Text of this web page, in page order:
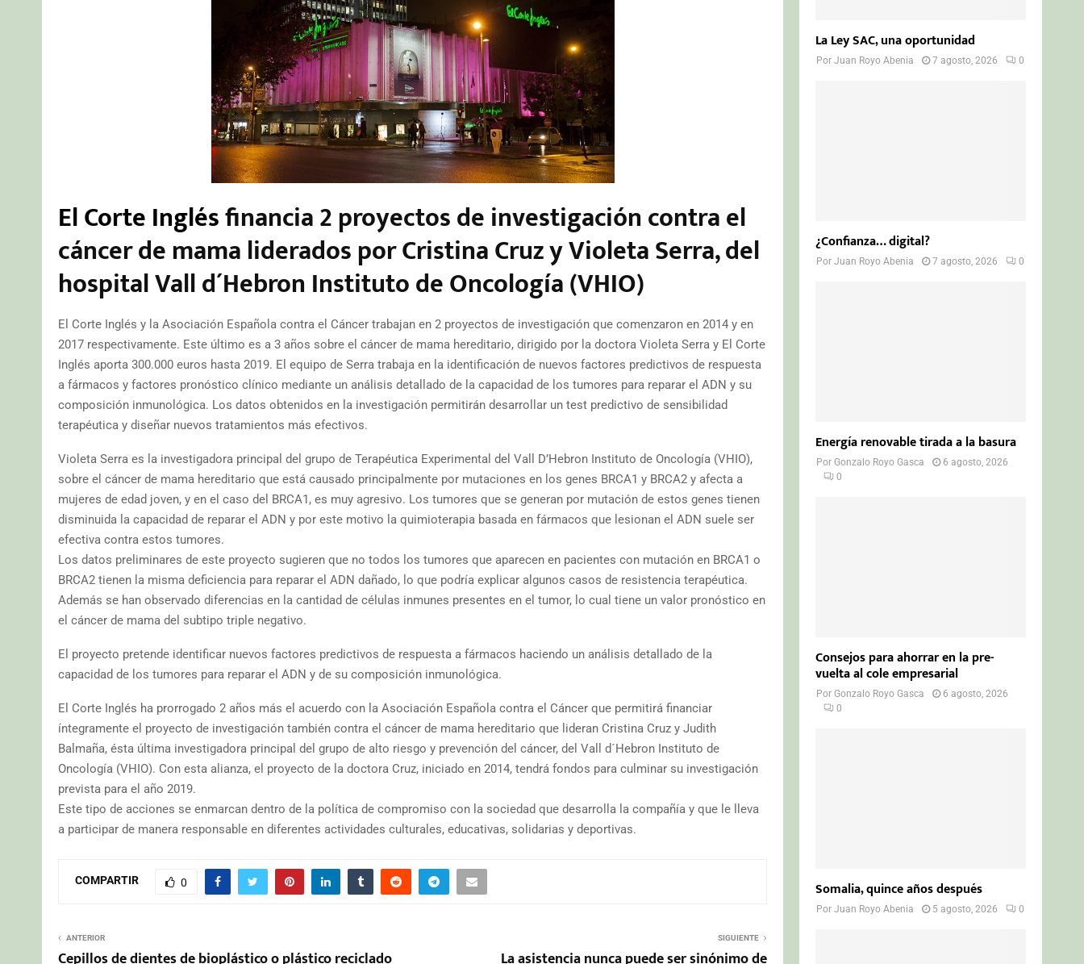
El Corte Inglésfinancia 2 proyectos de investigación contra el
cáncer de mama liderados por Cristina Cruz y Violeta Serra, del
hospital Vall d´Hebron Instituto de Oncología (VHIO)
El Corte Inglés y la Asociación Española contra el Cáncer trabajan en 2 proyectos de investigación que comenzaron en 2014 y en
2017 respectivamente. Este último es a 3 años sobre el cáncer de mama hereditario, dirigido por la doctora Violeta Serra y El Corte
Inglés aporta 300.000 euros hasta 2019. El equipo de Serra trabaja en la identificación de nuevos factores predictivos de respuesta
a fármacos y factores pronóstico clínico mediante un análisis detallado de la capacidad de los tumores para reparar el ADN y su
composición inmunológica. Los datos obtenidos en la investigación permitirán desarrollar un test predictivo de sensibilidad
terapéutica y diseñar nuevos tratamientos más efectivos.
Violeta Serra es la investigadora principal del grupo de Terapéutica Experimental del Vall D’Hebron Instituto de Oncología (VHIO),
sobre el cáncer de mama hereditario que está causado principalmente por mutaciones en los genes BRCA1 y BRCA2 y afecta a
mujeres de edad joven, y en el caso del BRCA1, es muy agresivo. Los tumores que se generan por mutación de estos genes tienen
disminuida la capacidad de reparar el ADN y por este motivo la quimioterapia basada en fármacos que lesionan el ADN suele ser
efectiva contra estos tumores.
Los datos preliminares de este proyecto sugieren que no todos los tumores que aparecen en pacientes con mutación en BRCA1 o
BRCA2 tienen la misma deficiencia para reparar el ADN dañado, lo que podría explicar algunos casos de resistencia terapéutica.
Además se han observado diferencias en la cantidad de células inmunes presentes en el tumor, lo cual tiene un valor pronóstico en
el cáncer de mama del subtipo triple negativo.
El proyecto pretende identificar nuevos factores predictivos de respuesta a fármacos haciendo un análisis detallado de la
capacidad de los tumores para reparar el ADN y de su composición inmunológica.
El Corte Inglés ha prorrogado 2 años más el acuerdo con la Asociación Española contra el Cáncer que permitirá financiar
íntegramente el proyecto de investigación también contra el cáncer de mama hereditario que lideran Cristina Cruz y Judith
Balmaña, ésta última investigadora principal del grupo de alto riesgo y prevención del cáncer, del Vall d´Hebron Instituto de
Oncología (VHIO). Con esta alianza, el proyecto de la doctora Cruz, iniciado en 2014, tendrá fondos para culminar su investigación
prevista para el año 2019.
Este tipo de acciones se enmarcan dentro de la política de compromiso con la sociedad que desarrolla la compañía y que le lleva
a participar de manera responsable en diferentes actividades culturales, educativas, solidarias y deportivas.
COMPARTIR 0
ANTERIOR
Cepillos de dientes de bioplástico o plástico reciclado
SIGUIENTE
La asistencia nunca puede ser sinónimo de
La Ley SAC, una oportunidad
PorJuan Royo Abenia 7 agosto, 2026 0
¿Confianza… digital?
PorJuan Royo Abenia 7 agosto, 2026 0
Energía renovable tirada a la basura
PorGonzalo Royo Gasca
6 agosto, 2026
0
Consejos para ahorrar en la pre-
vuelta al cole empresarial
PorGonzalo Royo Gasca
6 agosto, 2026
0
Somalia, quince años después
PorJuan Royo Abenia 5 agosto, 2026 0